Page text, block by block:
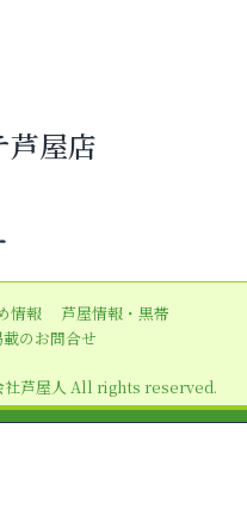
芦屋店
情報
芦屋情報・黒帯
のお問合せ
芦屋人 All rights reserved.